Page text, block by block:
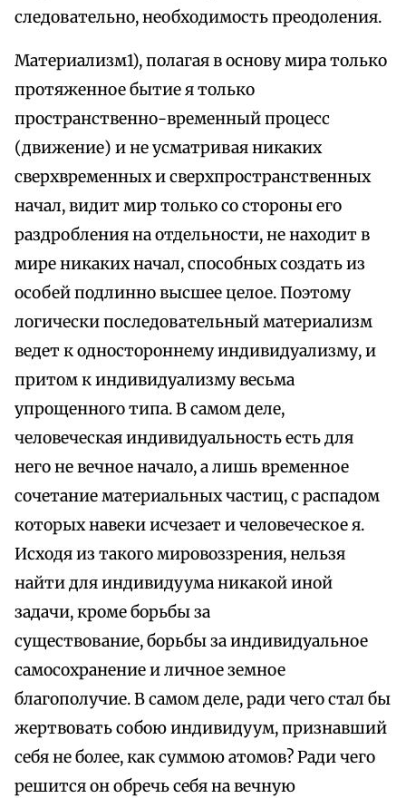
следовательно, необходимость преодоления.
Материализм1), полагая в основу мира только
протяженное бытие я только
пространственно-временный процесс
(движение) и не усматривая никаких
сверхвременных и сверхпространственных
начал, видит мир только со стороны его
раздробления на отдельности, не находит в
мире никаких начал, способных создать из
особей подлинно высшее целое. Поэтому
логически последовательный материализм
ведет к одностороннему индивидуализму, и
притом к индивидуализму весьма
упрощенного типа. В самом деле,
человеческая индивидуальность есть для
него не вечное начало, а лишь временное
сочетание материальных частиц, с распадом
которых навеки исчезает и человеческое я.
Исходя из такого мировоззрения, нельзя
найти для индивидуума никакой иной
задачи, кроме борьбы за
существование, борьбы за индивидуальное
самосохранение и личное земное
благополучие. В самом деле, ради чего стал бы
жертвовать собою индивидуум, признавший
себя не более, как суммою атомов? Ради чего
решится он обречь себя на вечную